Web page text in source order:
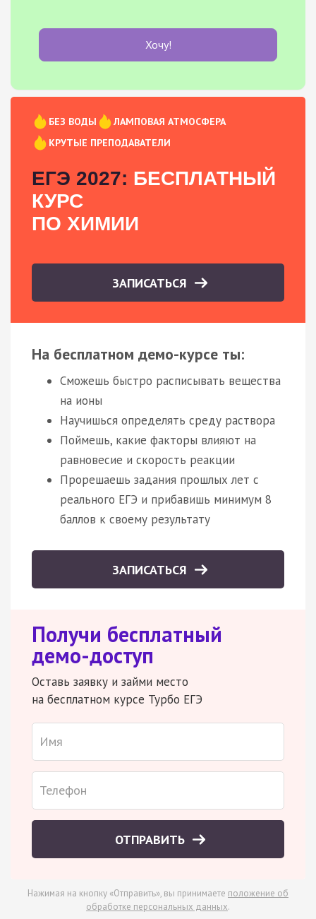
Хочу!
БЕЗ ВОДЫ
ЛАМПОВАЯ АТМОСФЕРА
КРУТЫЕ ПРЕПОДАВАТЕЛИ
ЕГЭ 2027: БЕСПЛАТНЫЙ
КУРС
ПО ХИМИИ
ЗАПИСАТЬСЯ
На бесплатном демо-курсе ты:
Сможешь быстро расписывать вещества
на ионы
Научишься определять среду раствора
Поймешь, какие факторы влияют на
равновесие и скорость реакции
Прорешаешь задания прошлых лет с
реального ЕГЭ и прибавишь минимум 8
баллов к своему результату
ЗАПИСАТЬСЯ
Получи бесплатный
демо-доступ
Оставь заявку и займи место
на бесплатном курсе Турбо ЕГЭ
ОТПРАВИТЬ
Нажимая на кнопку «Отправить», вы принимаете положение об
обработке персональных данных.